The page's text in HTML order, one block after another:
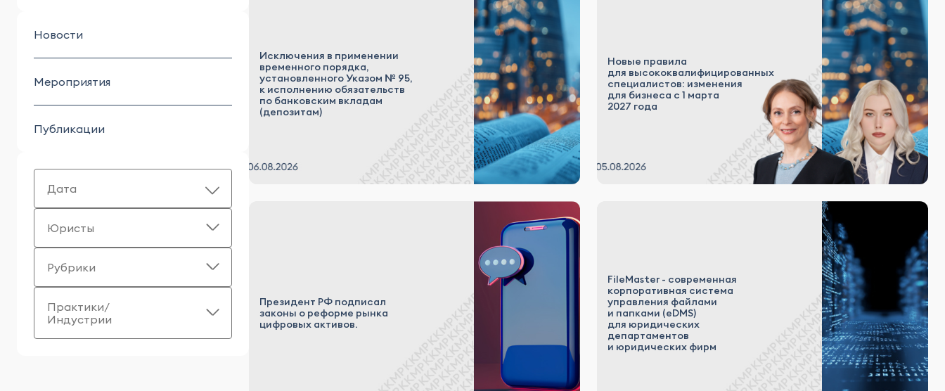
Новости
Мероприятия
Публикации
Дата
Юристы
Рубрики
Практики/
Индустрии
Исключения в применении
временного порядка,
установленного Указом № 95,
к исполнению обязательств
по банковским вкладам
(депозитам)
Новые правила
для высококвалифицированных
специалистов: изменения
для бизнеса с 1 марта
2027 года
Президент РФ подписал
законы о реформе рынка
цифровых активов.
FileMaster - современная
корпоративная система
управления файлами
и папками (eDMS)
для юридических
департаментов
и юридических фирм